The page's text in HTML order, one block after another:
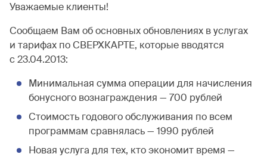
Уважаемые клиенты!
Сообщаем Вам об основных обновлениях в услугах
и тарифах по СВЕРХКАРТЕ, которые вводятся
с 23.04.2013:
Минимальная сумма операции для начисления
бонусного вознаграждения — 700 рублей
Стоимость годового обслуживания по всем
программам сравнялась — 1990 рублей
Новая услуга для тех, кто экономит время —